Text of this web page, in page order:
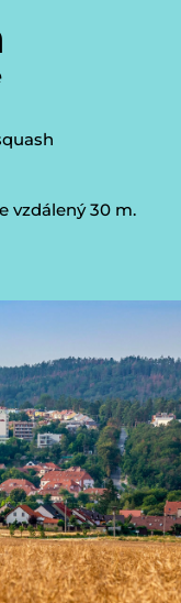
vzdálený 30 m.